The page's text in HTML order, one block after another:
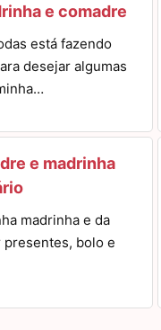
e comadre
está fazendo
desejar algumas
e madrinha
madrinha e da
presentes, bolo e